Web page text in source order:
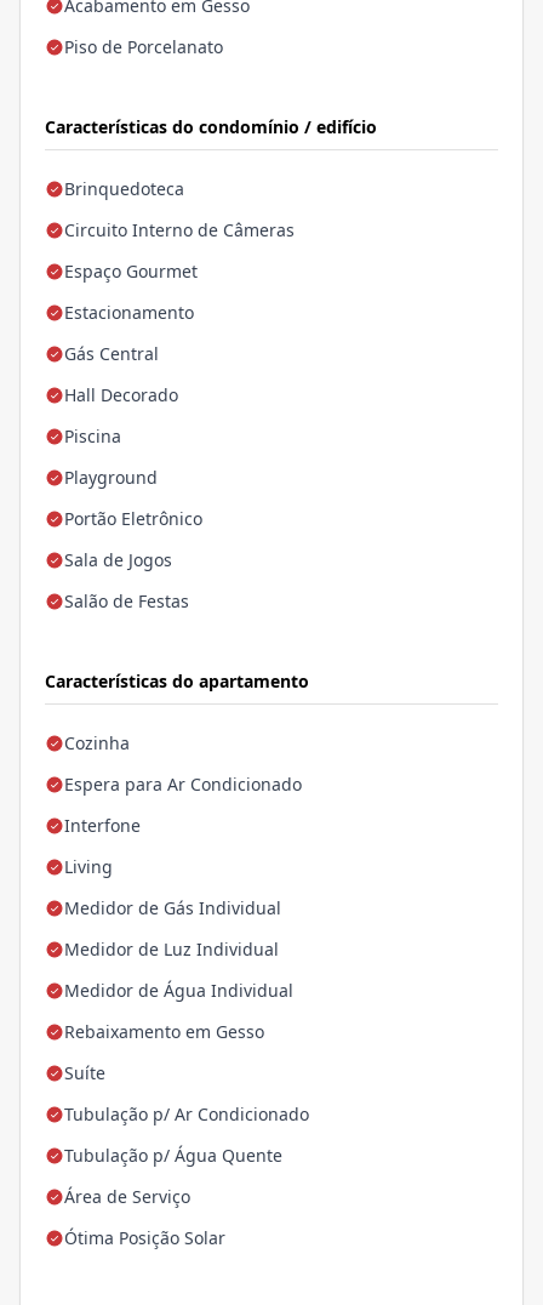
Acabamento em Gesso
Piso de Porcelanato
Características do condomínio / edifício
Brinquedoteca
Circuito Interno de Câmeras
Espaço Gourmet
Estacionamento
Gás Central
Hall Decorado
Piscina
Playground
Portão Eletrônico
Sala de Jogos
Salão de Festas
Características do apartamento
Cozinha
Espera para Ar Condicionado
Interfone
Living
Medidor de Gás Individual
Medidor de Luz Individual
Medidor de Água Individual
Rebaixamento em Gesso
Suíte
Tubulação p/ Ar Condicionado
Tubulação p/ Água Quente
Área de Serviço
Ótima Posição Solar